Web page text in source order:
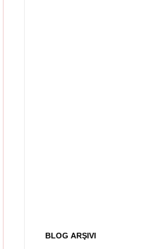
BLOG ARŞIVI